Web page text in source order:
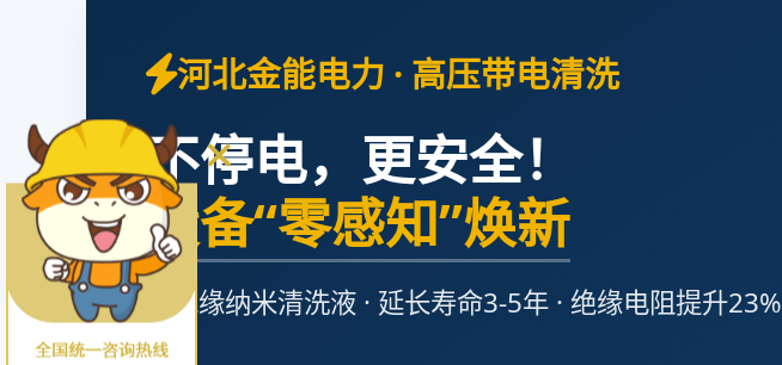
河北金能电力 · 高压带电清洗
不停电，更安全！
设备“零感知”焕新
高绝缘纳米清洗液 · 延长寿命3-5年 · 绝缘电阻提升23%